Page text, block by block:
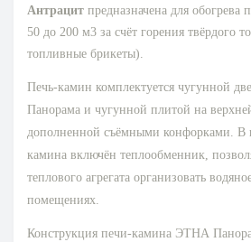
Антрацит предназначена для
50 до 200 м3 за счёт горения твёрдого
топливные брикеты).
Печь-камин комплектуется чугунной
Панорама и чугунной плитой на
дополненной съёмными конфорками. В
камина включён теплообменник,
теплового агрегата организовать
помещениях.
Конструкция печи-камина ЭТНА